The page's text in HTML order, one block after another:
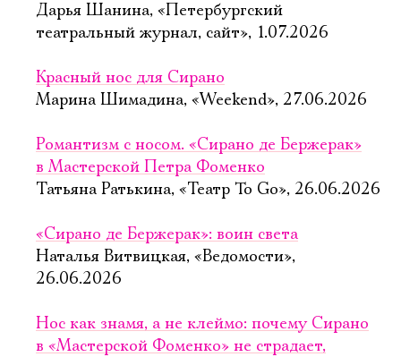
Дарья Шанина, «Петербургский
театральный журнал, сайт», 1.07.2026
Красный нос для Сирано
Марина Шимадина, «Weekend», 27.06.2026
Романтизм с носом. «Сирано де Бержерак»
в Мастерской Петра Фоменко
Татьяна Ратькина, «Театр To Go», 26.06.2026
«Сирано де Бержерак»: воин света
Наталья Витвицкая, «Ведомости»,
26.06.2026
Нос как знамя, а не клеймо: почему Сирано
в «Мастерской Фоменко» не страдает,